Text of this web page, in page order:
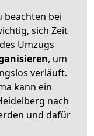
beachten bei
sich Zeit
Umzugs
, um
verläuft.
kann ein
nach
und dafür